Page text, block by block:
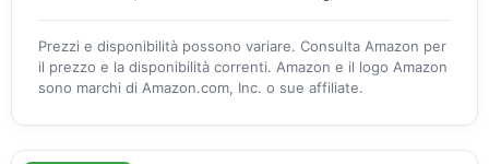
Prezzi e disponibilità possono variare. Consulta Amazon per
il prezzo e la disponibilità correnti. Amazon e il logo Amazon
sono marchi di Amazon.com, Inc. o sue affiliate.